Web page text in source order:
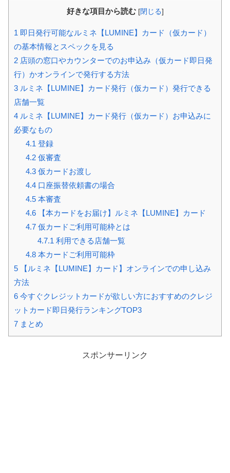
好きな項目から読む [閉じる]
1 即日発行可能なルミネ【LUMINE】カード（仮カード）
の基本情報とスペックを見る
2 店頭の窓口やカウンターでのお申込み（仮カード即日発
行）かオンラインで発行する方法
3 ルミネ【LUMINE】カード発行（仮カード）発行できる
店舗一覧
4 ルミネ【LUMINE】カード発行（仮カード）お申込みに
必要なもの
4.1登録
4.2仮審査
4.3仮カードお渡し
4.4口座振替依頼書の場合
4.5本審査
4.6【本カードをお届け】ルミネ【LUMINE】カード
4.7仮カードご利用可能枠とは
4.7.1利用できる店舗一覧
4.8本カードご利用可能枠
5 【ルミネ【LUMINE】カード】オンラインでの申し込み
方法
6 今すぐクレジットカードが欲しい方におすすめのクレジ
ットカード即日発行ランキングTOP3
7 まとめ
スポンサーリンク